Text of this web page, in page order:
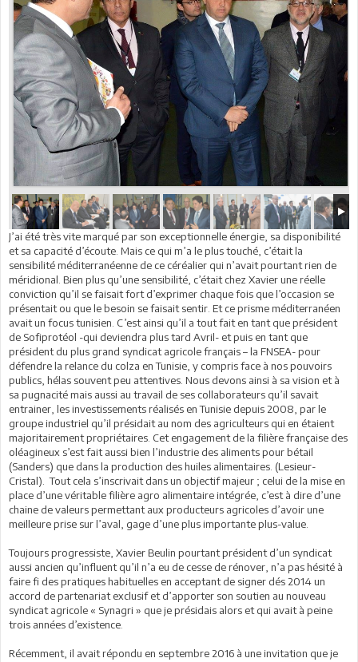
J’ai été très vite marqué par son exceptionnelle énergie, sa disponibilité
et sa capacité d’écoute. Mais ce qui m’a le plus touché, c’était la
sensibilité méditerranéenne de ce céréalier qui n’avait pourtant rien de
méridional. Bien plus qu’une sensibilité, c’était chez Xavier une réelle
conviction qu’il se faisait fort d’exprimer chaque fois que l’occasion se
présentait ou que le besoin se faisait sentir. Et ce prisme méditerranéen
avait un focus tunisien. C’est ainsi qu’il a tout fait en tant que président
de Sofiprotéol -qui deviendra plus tard Avril- et puis en tant que
président du plus grand syndicat agricole français – la FNSEA- pour
défendre la relance du colza en Tunisie, y compris face à nos pouvoirs
publics, hélas souvent peu attentives. Nous devons ainsi à sa vision et à
sa pugnacité mais aussi au travail de ses collaborateurs qu’il savait
entrainer, les investissements réalisés en Tunisie depuis 2008, par le
groupe industriel qu’il présidait au nom des agriculteurs qui en étaient
majoritairement propriétaires. Cet engagement de la filière française des
oléagineux s’est fait aussi bien l’industrie des aliments pour bétail
(Sanders) que dans la production des huiles alimentaires. (Lesieur-
Cristal). Tout cela s’inscrivait dans un objectif majeur ; celui de la mise en
place d’une véritable filière agro alimentaire intégrée, c’est à dire d’une
chaine de valeurs permettant aux producteurs agricoles d’avoir une
meilleure prise sur l’aval, gage d’une plus importante plus-value.
Toujours progressiste, Xavier Beulin pourtant président d’un syndicat
aussi ancien qu’influent qu’il n’a eu de cesse de rénover, n’a pas hésité à
faire fi des pratiques habituelles en acceptant de signer dés 2014 un
accord de partenariat exclusif et d’apporter son soutien au nouveau
syndicat agricole « Synagri » que je présidais alors et qui avait à peine
trois années d’existence.
Récemment, il avait répondu en septembre 2016 à une invitation que je